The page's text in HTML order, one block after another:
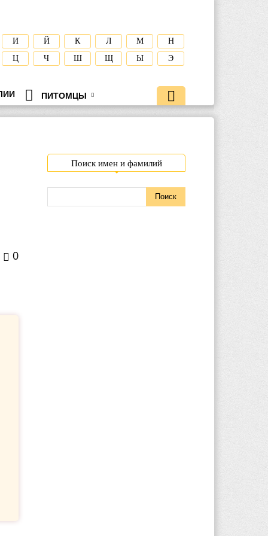
И Й К Л М
Н
Ц
Ч Ш Щ Ы Э
ПИТОМЦЫ
0
Поиск имен и фамилий